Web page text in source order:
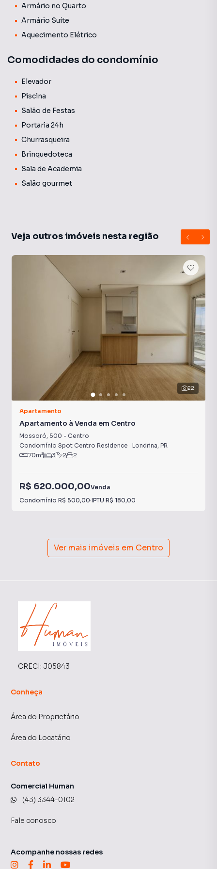
ideal para quem busca viver com qualidade no centro da
cidade.
Armário no Quarto
Armário Suíte
Aquecimento Elétrico
Comodidades do condomínio
Elevador
Piscina
Salão de Festas
Portaria 24h
Churrasqueira
Brinquedoteca
Sala de Academia
Salão gourmet
Veja outros imóveis nesta região
22
Apartamento
Apartamento à Venda em Centro
Mossoró, 500 - Centro
Condomínio Spot Centro Residence · Londrina, PR
70m² 3 2 2
R$ 620.000,00Venda
Condomínio R$ 500,00·IPTU R$ 180,00
Ver mais imóveis em Centro
CRECI: J05843
Conheça
Área do Proprietário
Área do Locatário
Contato
Comercial Human
(43) 3344-0102
Fale conosco
Acompanhe nossas redes